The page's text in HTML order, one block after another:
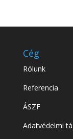
Cég
Rólunk
Referencia
ÁSZF
Adatvédelmi